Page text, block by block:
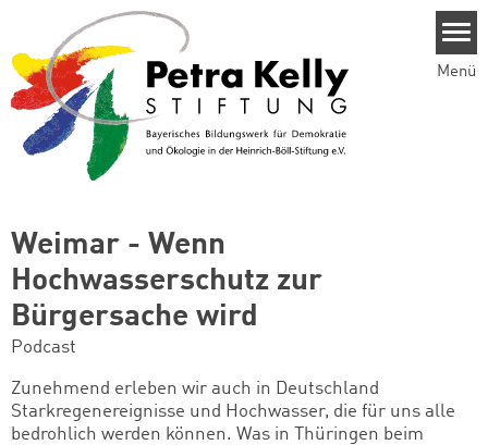
Menü
Weimar - Wenn
Hochwasserschutz zur
Bürgersache wird
Podcast
Zunehmend erleben wir auch in Deutschland
Starkregenereignisse und Hochwasser, die für uns alle
bedrohlich werden können. Was in Thüringen beim